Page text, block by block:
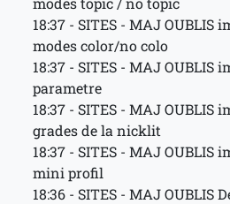
18:37 - SITES - MAJ OUBLIS
modes color/no colo
18:37 - SITES - MAJ OUBLIS
parametre
18:37 - SITES - MAJ OUBLIS
grades de la nicklit
18:37 - SITES - MAJ OUBLIS
mini profil
18:36 - SITES - MAJ OUBLIS